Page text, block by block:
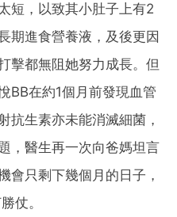
短，以致其小肚子上有2
期進食營養液，及後更因
擊都無阻她努力成長。但
BB在約1個月前發現血管
抗生素亦未能消滅細菌，
，醫生再一次向爸媽坦言
會只剩下幾個月的日子，
仗。